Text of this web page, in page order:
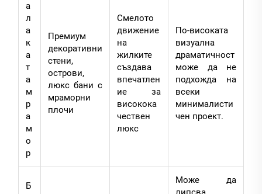
а
л
а
к
а
т
а
м
р
а
м
о
р
Премиум
декоративни
стени,
острови,
люкс бани с
мраморни
плочи
Смелото
движение
на
жилките
създава
впечатлен
ие за
високока
чествен
люкс
По-високата
визуална
драматичност
може да не
подхожда на
всеки
минималисти
чен проект.
Б
Може да